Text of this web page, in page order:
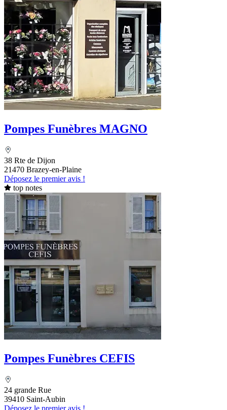
Pompes Funèbres MAGNO
38 Rte de Dijon
21470 Brazey-en-Plaine
Déposez le premier avis !
top notes
Pompes Funèbres CEFIS
24 grande Rue
39410 Saint-Aubin
Déposez le premier avis !